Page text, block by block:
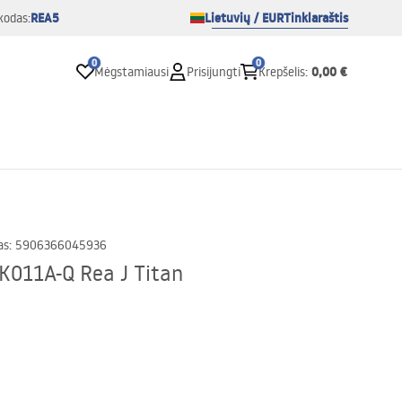
REA5 Lietuvių / EURTinklaraštis
0
Mėgstamiausi Prisijungti
0
Krepšelis: 0,00 €
: 5906366045936
Q Rea J Titan